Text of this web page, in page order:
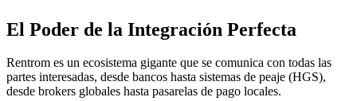
El Poder de la Integración Perfecta
Rentrom es un ecosistema gigante que se comunica con todas las
partes interesadas, desde bancos hasta sistemas de peaje (HGS),
desde brokers globales hasta pasarelas de pago locales.